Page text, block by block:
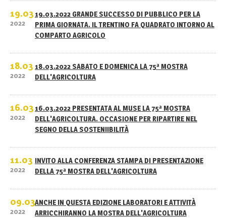
19.03
2022
19.03.2022 GRANDE SUCCESSO DI PUBBLICO PER LA
PRIMA GIORNATA. IL TRENTINO FA QUADRATO INTORNO AL
COMPARTO AGRICOLO
18.03
2022
18.03.2022 SABATO E DOMENICA LA 75ª MOSTRA
DELL'AGRICOLTURA
16.03
2022
16.03.2022 PRESENTATA AL MUSE LA 75ª MOSTRA
DELL'AGRICOLTURA. OCCASIONE PER RIPARTIRE NEL
SEGNO DELLA SOSTENIIBILITÀ
11.03
2022
INVITO ALLA CONFERENZA STAMPA DI PRESENTAZIONE
DELLA 75ª MOSTRA DELL'AGRICOLTURA
09.03
2022
ANCHE IN QUESTA EDIZIONE LABORATORI E ATTIVITÀ
ARRICCHIRANNO LA MOSTRA DELL'AGRICOLTURA